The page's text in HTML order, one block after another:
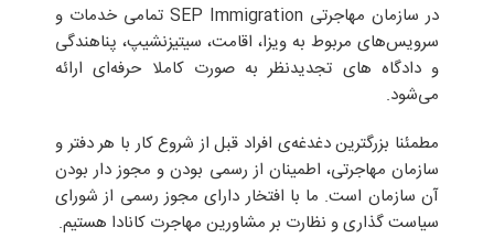
در سازمان مهاجرتی SEP Immigration تمامی خدمات و
سرویس‌های مربوط به ویزا، اقامت، سیتیزنشیپ، پناهندگی
و دادگاه های تجدیدنظر به صورت کاملا حرفه‌ای ارائه
می‌شود.
مطمئنا بزرگترین دغدغه‌ی افراد قبل از شروع کار با هر دفتر و
سازمان مهاجرتی، اطمینان از رسمی بودن و مجوز دار بودن
آن سازمان است. ما با افتخار دارای مجوز رسمی از شورای
سیاست گذاری و نظارت بر مشاورین مهاجرت کانادا هستیم.